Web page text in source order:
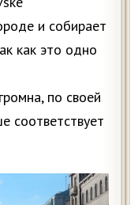
и собирает
как это одно
по своей
соответствует